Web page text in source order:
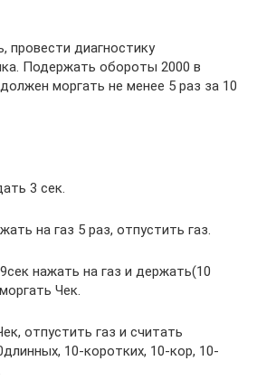
провести диагностику
Подержать обороты 2000 в
моргать не менее 5 раз за 10
3 сек.
на газ 5 раз, отпустить газ.
нажать на газ и держать(10
Чек.
отпустить газ и считать
10-коротких, 10-кор, 10-